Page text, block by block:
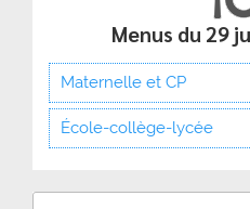
Menus du 29
Maternelle et CP
École-collège-lycée